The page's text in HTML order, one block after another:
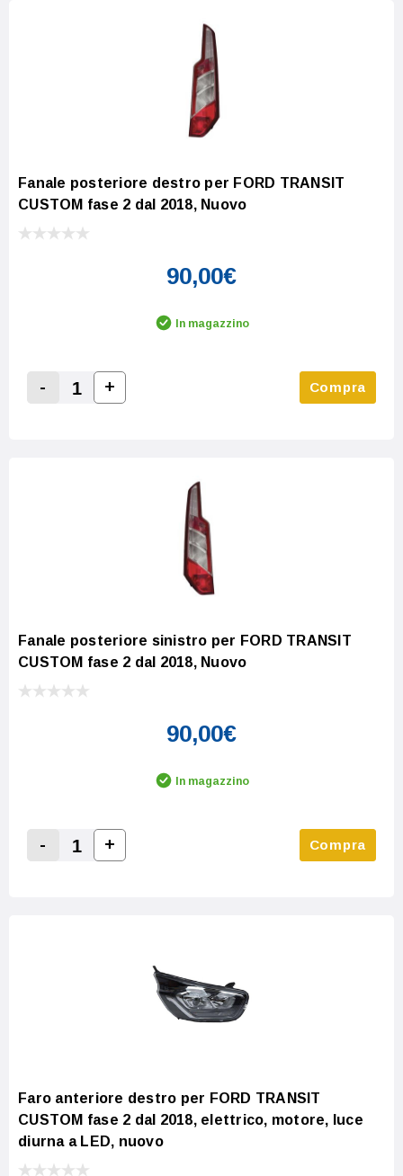
Fanale posteriore destro per FORD TRANSIT
CUSTOM fase 2 dal 2018, Nuovo
90,00€
In magazzino
Decrease Quantity:
-
Increase Quantity:
+ Compra
Fanale posteriore sinistro per FORD TRANSIT
CUSTOM fase 2 dal 2018, Nuovo
90,00€
In magazzino
Decrease Quantity:
-
Increase Quantity:
+ Compra
Faro anteriore destro per FORD TRANSIT
CUSTOM fase 2 dal 2018, elettrico, motore, luce
diurna a LED, nuovo